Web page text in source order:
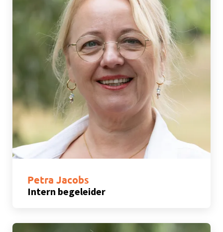
Petra Jacobs
Intern begeleider